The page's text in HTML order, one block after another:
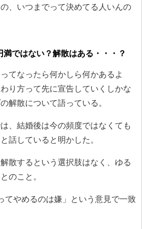
、いつまでって決めてる人いんの
満ではない？解散はある・・・？
てなったら何かしら何かあるよ
り方って先に宣告していくしかな
解散について語っている。
、結婚後は今の頻度ではなくても
話していると明かした。
散するという選択肢はなく、ゆる
のこと。
てやめるのは嫌」という意見で一致